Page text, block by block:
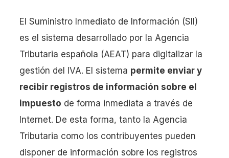
El Suministro Inmediato de Información (SII)
es el sistema desarrollado por la Agencia
Tributaria española (AEAT) para digitalizar la
gestión del IVA. El sistema permite enviar y
recibir registros de información sobre el
impuesto de forma inmediata a través de
Internet. De esta forma, tanto la Agencia
Tributaria como los contribuyentes pueden
disponer de información sobre los registros